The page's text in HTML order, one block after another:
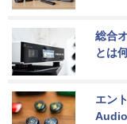
総合
とは
エン
Audio